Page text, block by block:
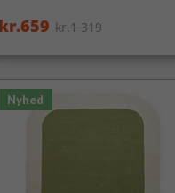
kr.659 kr.1 319
Nyhed